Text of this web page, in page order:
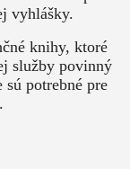
vyhlášky.
knihy, ktoré
služby povinný
potrebné pre